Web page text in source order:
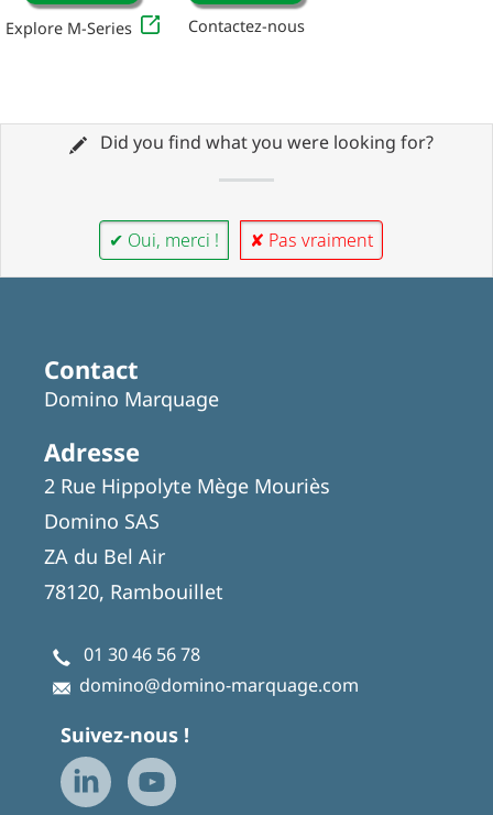
Explore M-Series Contactez-nous
Did you find what you were looking for?
✔ Oui, merci ! ✘ Pas vraiment
Contact
Domino Marquage
Adresse
2 Rue Hippolyte Mège Mouriès
Domino SAS
ZA du Bel Air
78120, Rambouillet
01 30 46 56 78
domino@domino-marquage.com
Suivez-nous !